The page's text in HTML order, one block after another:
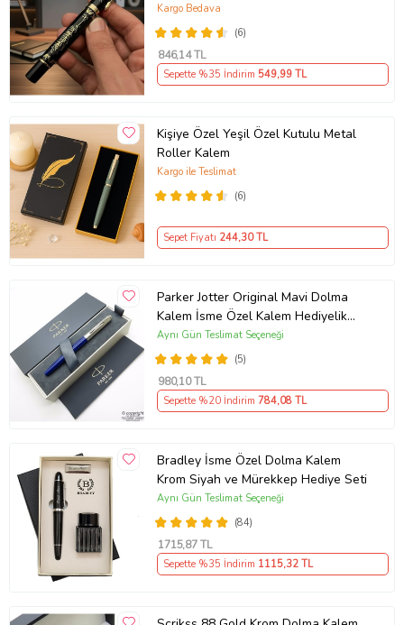
(6)
Kargo Bedava
846,14 TL
Sepette %35 İndirim 549,99 TL
Kişiye Özel Yeşil Özel Kutulu Metal
Roller Kalem
(6)
Kargo ile Teslimat
Sepet Fiyatı 244,30 TL
Parker Jotter Original Mavi Dolma
Kalem İsme Özel Kalem Hediyelik
Kalem
(5)
Aynı Gün Teslimat Seçeneği
980,10 TL
Sepette %20 İndirim 784,08 TL
Bradley İsme Özel Dolma Kalem
Krom Siyah ve Mürekkep Hediye Seti
(84)
Aynı Gün Teslimat Seçeneği
1715,87 TL
Sepette %35 İndirim 1115,32 TL